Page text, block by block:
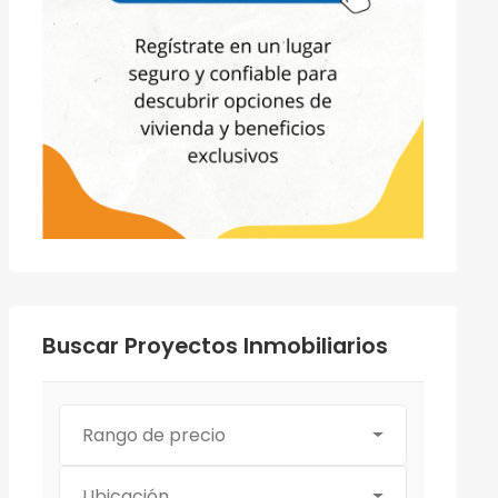
Buscar Proyectos Inmobiliarios
Rango de precio